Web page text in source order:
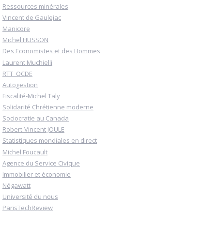
Ressources minérales
Vincent de Gaulejac
Manicore
Michel HUSSON
Des Economistes et des Hommes
Laurent Muchielli
RTT_OCDE
Autogestion
Fiscalité-Michel Taly
Solidarité Chrétienne moderne
Sociocratie au Canada
Robert-Vincent JOULE
Statistiques mondiales en direct
Michel Foucault
Agence du Service Civique
Immobilier et économie
Négawatt
Université du nous
ParisTechReview